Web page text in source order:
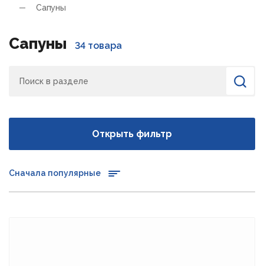
Сапуны
Сапуны 34 товара
Найти
Открыть фильтр
Сначала популярные